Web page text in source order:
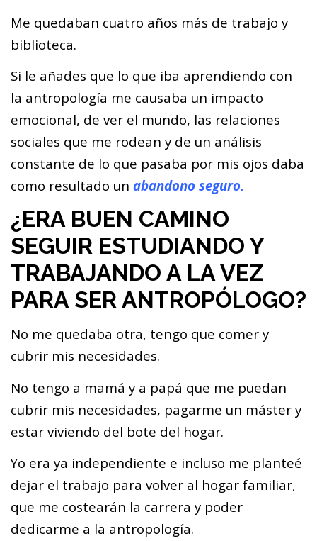
Me quedaban cuatro años más de trabajo y
biblioteca.
Si le añades que lo que iba aprendiendo con
la antropología me causaba un impacto
emocional, de ver el mundo, las relaciones
sociales que me rodean y de un análisis
constante de lo que pasaba por mis ojos daba
como resultado un abandono seguro.
¿ERA BUEN CAMINO
SEGUIR ESTUDIANDO Y
TRABAJANDO A LA VEZ
PARA SER ANTROPÓLOGO?
No me quedaba otra, tengo que comer y
cubrir mis necesidades.
No tengo a mamá y a papá que me puedan
cubrir mis necesidades, pagarme un máster y
estar viviendo del bote del hogar.
Yo era ya independiente e incluso me planteé
dejar el trabajo para volver al hogar familiar,
que me costearán la carrera y poder
dedicarme a la antropología.